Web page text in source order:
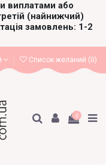
виплатами або
(найнижчий)
замовлень: 1-2
Список желаний (0)
0